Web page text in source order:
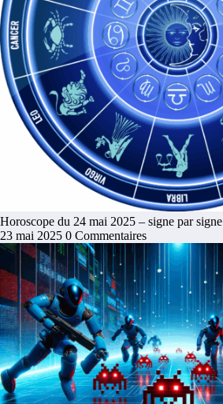
Horoscope du 24 mai 2025 – signe par signe
23 mai 2025 0 Commentaires